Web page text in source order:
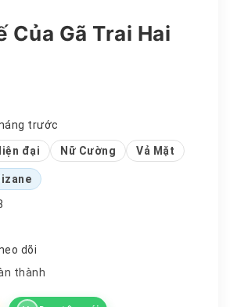
Của Gã Trai Hai
trước
đại Nữ Cường
Vả Mặt
dõi
thành